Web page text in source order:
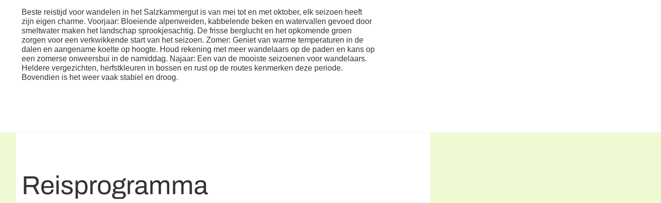
Beste reistijd voor wandelen in het Salzkammergut is van mei tot en met oktober, elk seizoen heeft
zijn eigen charme. Voorjaar: Bloeiende alpenweiden, kabbelende beken en watervallen gevoed door
smeltwater maken het landschap sprookjesachtig. De frisse berglucht en het opkomende groen
zorgen voor een verkwikkende start van het seizoen. Zomer: Geniet van warme temperaturen in de
dalen en aangename koelte op hoogte. Houd rekening met meer wandelaars op de paden en kans op
een zomerse onweersbui in de namiddag. Najaar: Een van de mooiste seizoenen voor wandelaars.
Heldere vergezichten, herfstkleuren in bossen en rust op de routes kenmerken deze periode.
Bovendien is het weer vaak stabiel en droog.
Reisprogramma